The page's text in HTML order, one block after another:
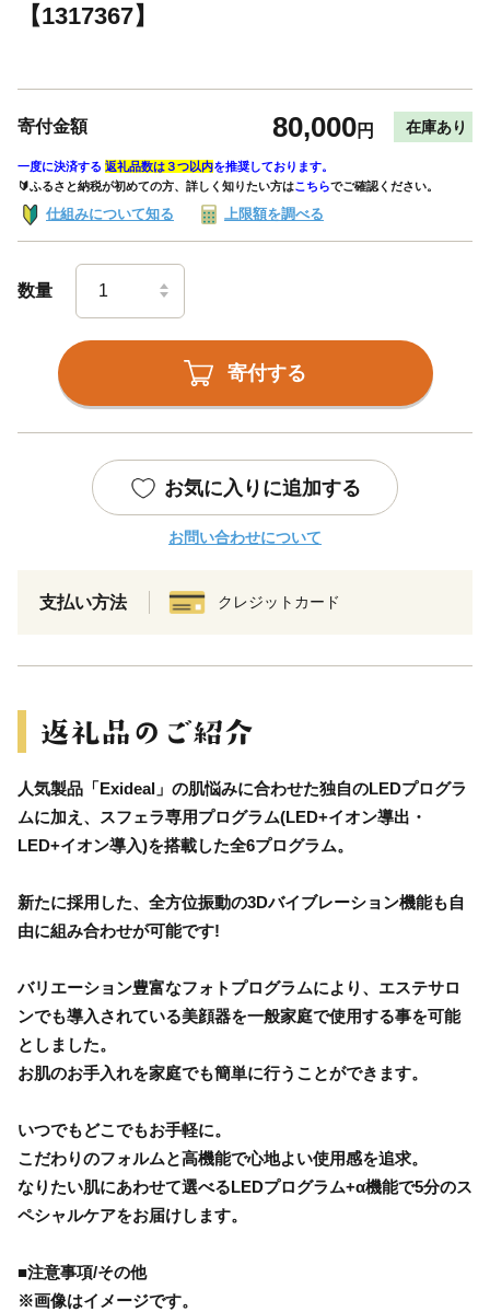
【1317367】
寄付金額 80,000円 在庫あり
一度に決済する 返礼品数は３つ以内を推奨しております。
🔰ふるさと納税が初めての方、詳しく知りたい方はこちらでご確認ください。
仕組みについて知る 上限額を調べる
数量
寄付する
お気に入りに追加する
お問い合わせについて
支払い方法 クレジットカード
人気製品「Exideal」の肌悩みに合わせた独自のLEDプログラ
ムに加え、スフェラ専用プログラム(LED+イオン導出・
LED+イオン導入)を搭載した全6プログラム。
新たに採用した、全方位振動の3Dバイブレーション機能も自
由に組み合わせが可能です!
バリエーション豊富なフォトプログラムにより、エステサロ
ンでも導入されている美顔器を一般家庭で使用する事を可能
としました。
お肌のお手入れを家庭でも簡単に行うことができます。
いつでもどこでもお手軽に。
こだわりのフォルムと高機能で心地よい使用感を追求。
なりたい肌にあわせて選べるLEDプログラム+α機能で5分のス
ペシャルケアをお届けします。
■注意事項/その他
※画像はイメージです。